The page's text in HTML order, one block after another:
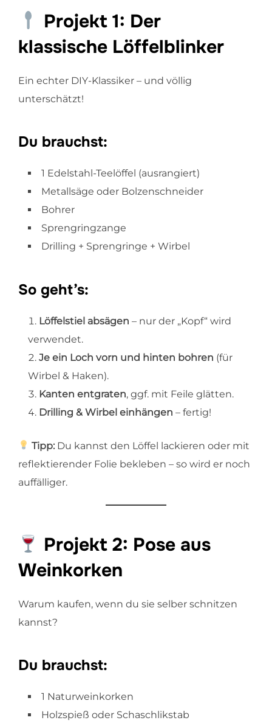
Projekt 1: Der
klassische Löffelblinker
Ein echter DIY-Klassiker – und völlig
unterschätzt!
Du brauchst:
1 Edelstahl-Teelöffel (ausrangiert)
Metallsäge oder Bolzenschneider
Bohrer
Sprengringzange
Drilling + Sprengringe + Wirbel
So geht’s:
Löffelstiel absägen – nur der „Kopf“ wird
verwendet.
Je ein Loch vorn und hinten bohren (für
Wirbel & Haken).
Kanten entgraten, ggf. mit Feile glätten.
Drilling & Wirbel einhängen – fertig!
Tipp: Du kannst den Löffel lackieren oder mit
reflektierender Folie bekleben – so wird er noch
auffälliger.
Projekt 2: Pose aus
Weinkorken
Warum kaufen, wenn du sie selber schnitzen
kannst?
Du brauchst:
1 Naturweinkorken
Holzspieß oder Schaschlikstab